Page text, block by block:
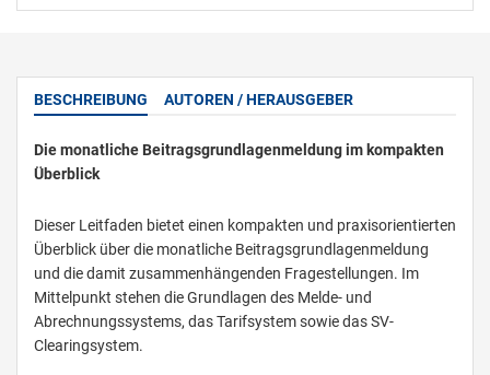
BESCHREIBUNG AUTOREN / HERAUSGEBER
Die monatliche Beitragsgrundlagenmeldung im kompakten
Überblick
Dieser Leitfaden bietet einen kompakten und praxisorientierten
Überblick über die monatliche Beitragsgrundlagenmeldung
und die damit zusammenhängenden Fragestellungen. Im
Mittelpunkt stehen die Grundlagen des Melde- und
Abrechnungssystems, das Tarifsystem sowie das SV-
Clearingsystem.